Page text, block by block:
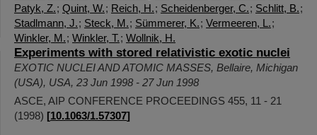
Patyk, Z.; Quint, W.; Reich, H.; Scheidenberger, C.; Schlitt, B.;
Stadlmann, J.; Steck, M.; Sümmerer, K.; Vermeeren, L.;
Winkler, M.; Winkler, T.; Wollnik, H.
Experiments with stored relativistic exotic nuclei
EXOTIC NUCLEI AND ATOMIC MASSES, Bellaire, Michigan
(USA), USA, 23 Jun 1998 - 27 Jun 1998
ASCE, AIP CONFERENCE PROCEEDINGS 455, 11 - 21
(1998) [10.1063/1.57307]